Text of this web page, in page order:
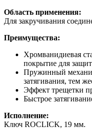
Область применения:
Для закручивания
Преимущества:
Хромванидиевая
покрытие для
Пружинный
затягивания, тем
Эффект трещетки
Быстрое
Исполнение:
Ключ ROCLICK, 19 мм.